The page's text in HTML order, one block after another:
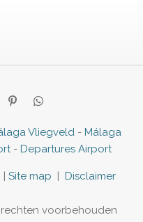
P
n
n
e
D
l
n
Vliegveld - Málaga
- Departures Airport
Site map Disclaimer
voorbehouden